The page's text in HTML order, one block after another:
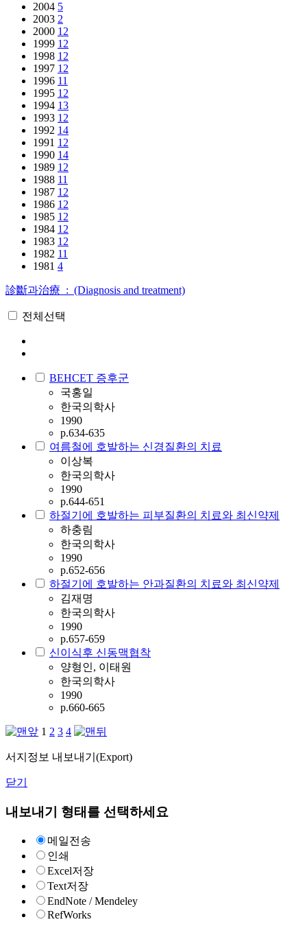
2004 5
2003 2
2000 12
1999 12
1998 12
1997 12
1996 11
1995 12
1994 13
1993 12
1992 14
1991 12
1990 14
1989 12
1988 11
1987 12
1986 12
1985 12
1984 12
1983 12
1982 11
1981 4
診斷과治療 : (Diagnosis and treatment)
전체선택
BEHCET 증후군
국홍일
한국의학사
1990
p.634-635
여름철에 호발하는 신경질환의 치료
이상복
한국의학사
1990
p.644-651
하절기에 호발하는 피부질환의 치료와 최신약제
하충림
한국의학사
1990
p.652-656
하절기에 호발하는 안과질환의 치료와 최신약제
김재명
한국의학사
1990
p.657-659
신이식후 신동맥협착
양형인, 이태원
한국의학사
1990
p.660-665
1 2 3 4
서지정보 내보내기(Export)
닫기
내보내기 형태를 선택하세요
메일전송
인쇄
Excel저장
Text저장
EndNote / Mendeley
RefWorks